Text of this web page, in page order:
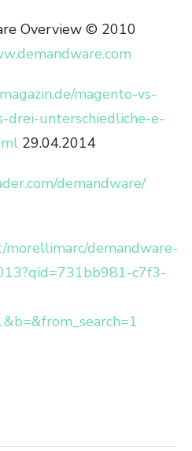
Overview © 2010
magento-vs-
drei-unterschiedliche-e-
29.04.2014
demandware/
morellimarc/demandware-
c7f3-